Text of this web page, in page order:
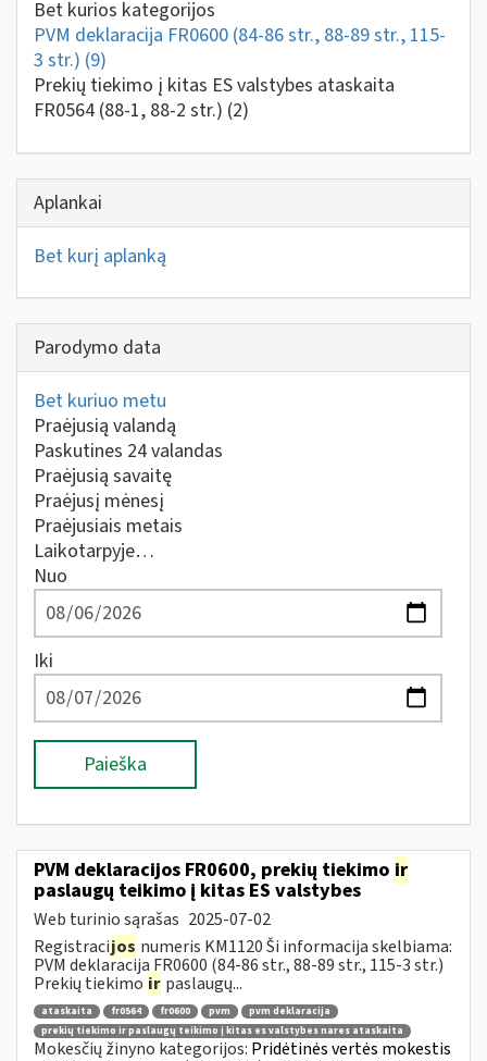
Bet kurios kategorijos
PVM deklaracija FR0600 (84-86 str., 88-89 str., 115-
3 str.) (9)
Prekių tiekimo į kitas ES valstybes ataskaita
FR0564 (88-1, 88-2 str.) (2)
Aplankai
Bet kurį aplanką
Parodymo data
Bet kuriuo metu
Praėjusią valandą
Paskutines 24 valandas
Praėjusią savaitę
Praėjusį mėnesį
Praėjusiais metais
Laikotarpyje…
Nuo
Iki
Paieška
PVM deklaracijos FR0600, prekių tiekimo ir
paslaugų teikimo į kitas ES valstybes
Web turinio sąrašas 2025-07-02
Registracijos numeris KM1120 Ši informacija skelbiama:
PVM deklaracija FR0600 (84-86 str., 88-89 str., 115-3 str.)
Prekių tiekimo ir paslaugų...
ataskaita fr0564 fr0600 pvm
pvm deklaracija
prekių tiekimo ir paslaugų teikimo į kitas es valstybes nares ataskaita
Mokesčių žinyno kategorijos: Pridėtinės vertės mokestis